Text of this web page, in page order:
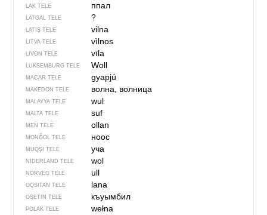
LAK TELE ппал
LATGAL TELE ?
LATIŞ TELE vilna
LITVA TELE vìlnos
LIVON TELE vīla
LUKSEMBURG TELE Woll
MACAR TELE gyapjú
MAKEDON TELE волна, волница
MALAYYA TELE wul
MALTA TELE suf
MEN TELE ollan
MONĞOL TELE ноос
MUQŞI TELE уча
NIDERLAND TELE wol
NORVEG TELE ull
OQSITAN TELE lana
OSETIN TELE къуымбил
POLAK TELE wełna